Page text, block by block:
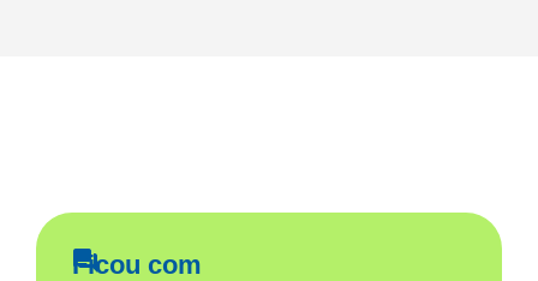
Ficou com